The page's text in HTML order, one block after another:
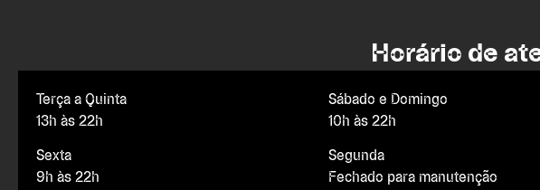
Horário de
Terça a Quinta
13h às 22h
Sexta
9h às 22h
Sábado e Domingo
10h às 22h
Segunda
Fechado para manutenção